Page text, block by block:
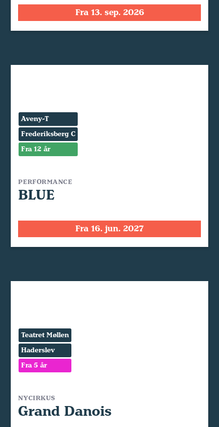
Fra 13. sep. 2026
Aveny-T
Frederiksberg C
Fra 12 år
PERFORMANCE
BLUE
Fra 16. jun. 2027
Teatret Møllen
Haderslev
Fra 5 år
NYCIRKUS
Grand Danois